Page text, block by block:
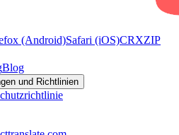
(Android)Safari (iOS)CRXZIP
Blog
und Richtlinien